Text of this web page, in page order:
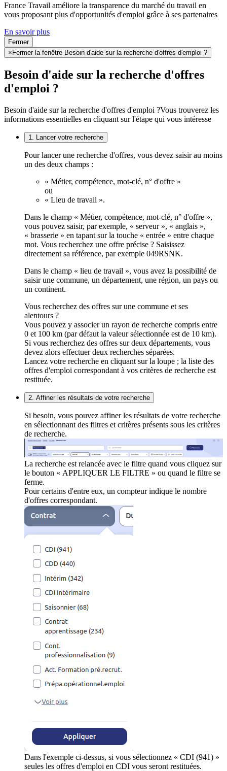
France Travail améliore la transparence du marché du travail en
vous proposant plus d'opportunités d'emploi grâce à ses partenaires
En savoir plus
Fermer
× Fermer la fenêtre Besoin d'aide sur la recherche d'offres d'emploi ?
Besoin d'aide sur la recherche d'offres
d'emploi ?
Besoin d'aide sur la recherche d'offres d'emploi ?Vous trouverez les
informations essentielles en cliquant sur l'étape qui vous intéresse
1. Lancer votre recherche
Pour lancer une recherche d'offres, vous devez saisir au moins
un des deux champs :
« Métier, compétence, mot-clé, n° d'offre »
ou
« Lieu de travail ».
Dans le champ « Métier, compétence, mot-clé, n° d'offre »,
vous pouvez saisir, par exemple, « serveur », « anglais »,
« brasserie » en tapant sur la touche « entrée » entre chaque
mot. Vous recherchez une offre précise ? Saisissez
directement sa référence, par exemple 049RSNK.
Dans le champ « lieu de travail », vous avez la possibilité de
saisir une commune, un département, une région, un pays ou
un continent.
Vous recherchez des offres sur une commune et ses
alentours ?
Vous pouvez y associer un rayon de recherche compris entre
0 et 100 km (par défaut la valeur sélectionnée est de 10 km).
Si vous recherchez des offres sur deux départements, vous
devez alors effectuer deux recherches séparées.
Lancez votre recherche en cliquant sur la loupe ; la liste des
offres d'emploi correspondant à vos critères de recherche est
restituée.
2. Affiner les résultats de votre recherche
Si besoin, vous pouvez affiner les résultats de votre recherche
en sélectionnant des filtres et critères présents sous les critères
de recherche.
La recherche est relancée avec le filtre quand vous cliquez sur
le bouton « APPLIQUER LE FILTRE » ou quand le filtre se
ferme.
Pour certains d'entre eux, un compteur indique le nombre
d'offres correspondant.
Dans l'exemple ci-dessus, si vous sélectionnez « CDI (941) »
seules les offres d'emploi en CDI vous seront restituées.